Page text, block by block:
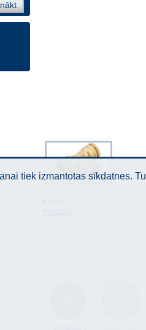
tiek izmantotas sīkdatnes.